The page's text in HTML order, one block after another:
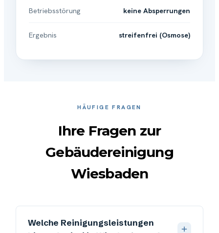
Betriebsstörung keine Absperrungen
Ergebnis streifenfrei (Osmose)
HÄUFIGE FRAGEN
Ihre Fragen zur
Gebäudereinigung
Wiesbaden
Welche Reinigungsleistungen